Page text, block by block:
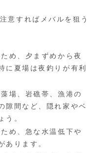
意すればメバルを狙う
め、夕まずめから夜
に夏場は夜釣りが有利
場、岩礁帯、漁港の
隙間など、隠れ家やベ
う。
め、急な水温低下や
あります。